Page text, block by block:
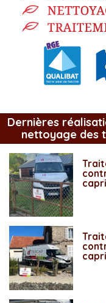
Dernières
nettoyage des